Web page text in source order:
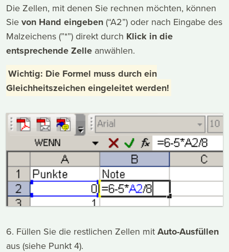
Die Zellen, mit denen Sie rechnen möchten, können
Sie von Hand eingeben (“A2”) oder nach Eingabe des
Malzeichens (”*”) direkt durch Klick in die
entsprechende Zelle anwählen.
Wichtig: Die Formel muss durch ein
Gleichheitszeichen eingeleitet werden!
6. Füllen Sie die restlichen Zellen mit Auto-Ausfüllen
aus (siehe Punkt 4).